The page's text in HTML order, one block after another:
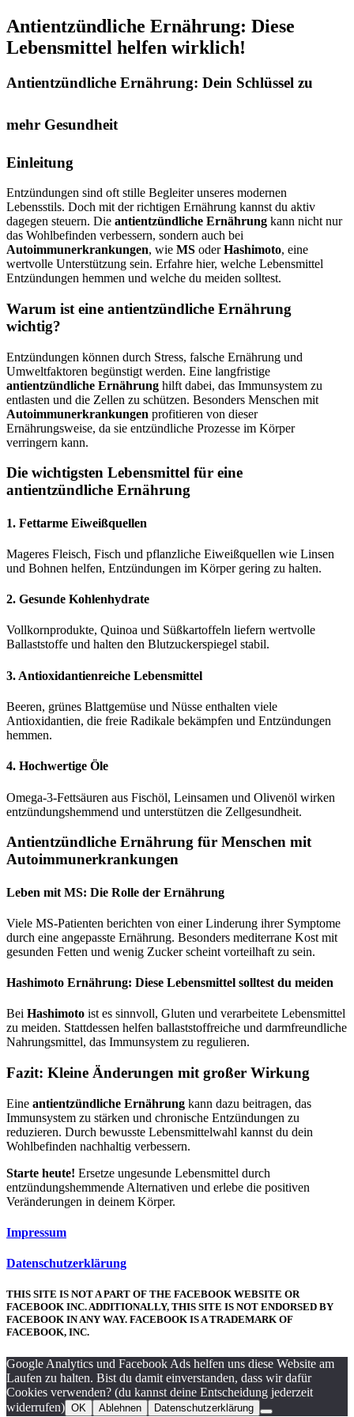
Antientzündliche Ernährung: Diese
Lebensmittel helfen wirklich!
Antientzündliche Ernährung: Dein Schlüssel zu
mehr Gesundheit
Einleitung
Entzündungen sind oft stille Begleiter unseres modernen
Lebensstils. Doch mit der richtigen Ernährung kannst du aktiv
dagegen steuern. Die antientzündliche Ernährung kann nicht nur
das Wohlbefinden verbessern, sondern auch bei
Autoimmunerkrankungen, wie MS oderHashimoto, eine
wertvolle Unterstützung sein. Erfahre hier, welche Lebensmittel
Entzündungen hemmen und welche du meiden solltest.
Warum ist eine antientzündliche Ernährung
wichtig?
Entzündungen können durch Stress, falsche Ernährung und
Umweltfaktoren begünstigt werden. Eine langfristige
antientzündliche Ernährung hilft dabei, das Immunsystem zu
entlasten und die Zellen zu schützen. Besonders Menschen mit
Autoimmunerkrankungen profitieren von dieser
Ernährungsweise, da sie entzündliche Prozesse im Körper
verringern kann.
Die wichtigsten Lebensmittel für eine
antientzündliche Ernährung
1. Fettarme Eiweißquellen
Mageres Fleisch, Fisch und pflanzliche Eiweißquellen wie Linsen
und Bohnen helfen, Entzündungen im Körper gering zu halten.
2. Gesunde Kohlenhydrate
Vollkornprodukte, Quinoa und Süßkartoffeln liefern wertvolle
Ballaststoffe und halten den Blutzuckerspiegel stabil.
3. Antioxidantienreiche Lebensmittel
Beeren, grünes Blattgemüse und Nüsse enthalten viele
Antioxidantien, die freie Radikale bekämpfen und Entzündungen
hemmen.
4. Hochwertige Öle
Omega-3-Fettsäuren aus Fischöl, Leinsamen und Olivenöl wirken
entzündungshemmend und unterstützen die Zellgesundheit.
Antientzündliche Ernährung für Menschen mit
Autoimmunerkrankungen
Leben mit MS: Die Rolle der Ernährung
Viele MS-Patienten berichten von einer Linderung ihrer Symptome
durch eine angepasste Ernährung. Besonders mediterrane Kost mit
gesunden Fetten und wenig Zucker scheint vorteilhaft zu sein.
Hashimoto Ernährung: Diese Lebensmittel solltest du meiden
Bei Hashimoto ist es sinnvoll, Gluten und verarbeitete Lebensmittel
zu meiden. Stattdessen helfen ballaststoffreiche und darmfreundliche
Nahrungsmittel, das Immunsystem zu regulieren.
Fazit: Kleine Änderungen mit großer Wirkung
Eine antientzündliche Ernährung kann dazu beitragen, das
Immunsystem zu stärken und chronische Entzündungen zu
reduzieren. Durch bewusste Lebensmittelwahl kannst du dein
Wohlbefinden nachhaltig verbessern.
Starte heute! Ersetze ungesunde Lebensmittel durch
entzündungshemmende Alternativen und erlebe die positiven
Veränderungen in deinem Körper.
Impressum
Datenschutzerklärung
THIS SITE IS NOT A PART OF THE FACEBOOK WEBSITE OR
FACEBOOK INC. ADDITIONALLY, THIS SITE IS NOT ENDORSED BY
FACEBOOK IN ANY WAY. FACEBOOK IS A TRADEMARK OF
FACEBOOK, INC.
Google Analytics und Facebook Ads helfen uns diese Website am
Laufen zu halten. Bist du damit einverstanden, dass wir dafür
Cookies verwenden? (du kannst deine Entscheidung jederzeit
widerrufen) OK Ablehnen Datenschutzerklärung